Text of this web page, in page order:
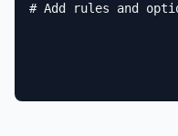
# Add rules and